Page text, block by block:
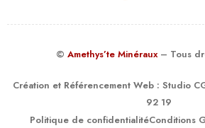
© Amethys’te Minéraux – Tous
Création et Référencement Web : Studio
92 19
Politique de confidentialitéConditions